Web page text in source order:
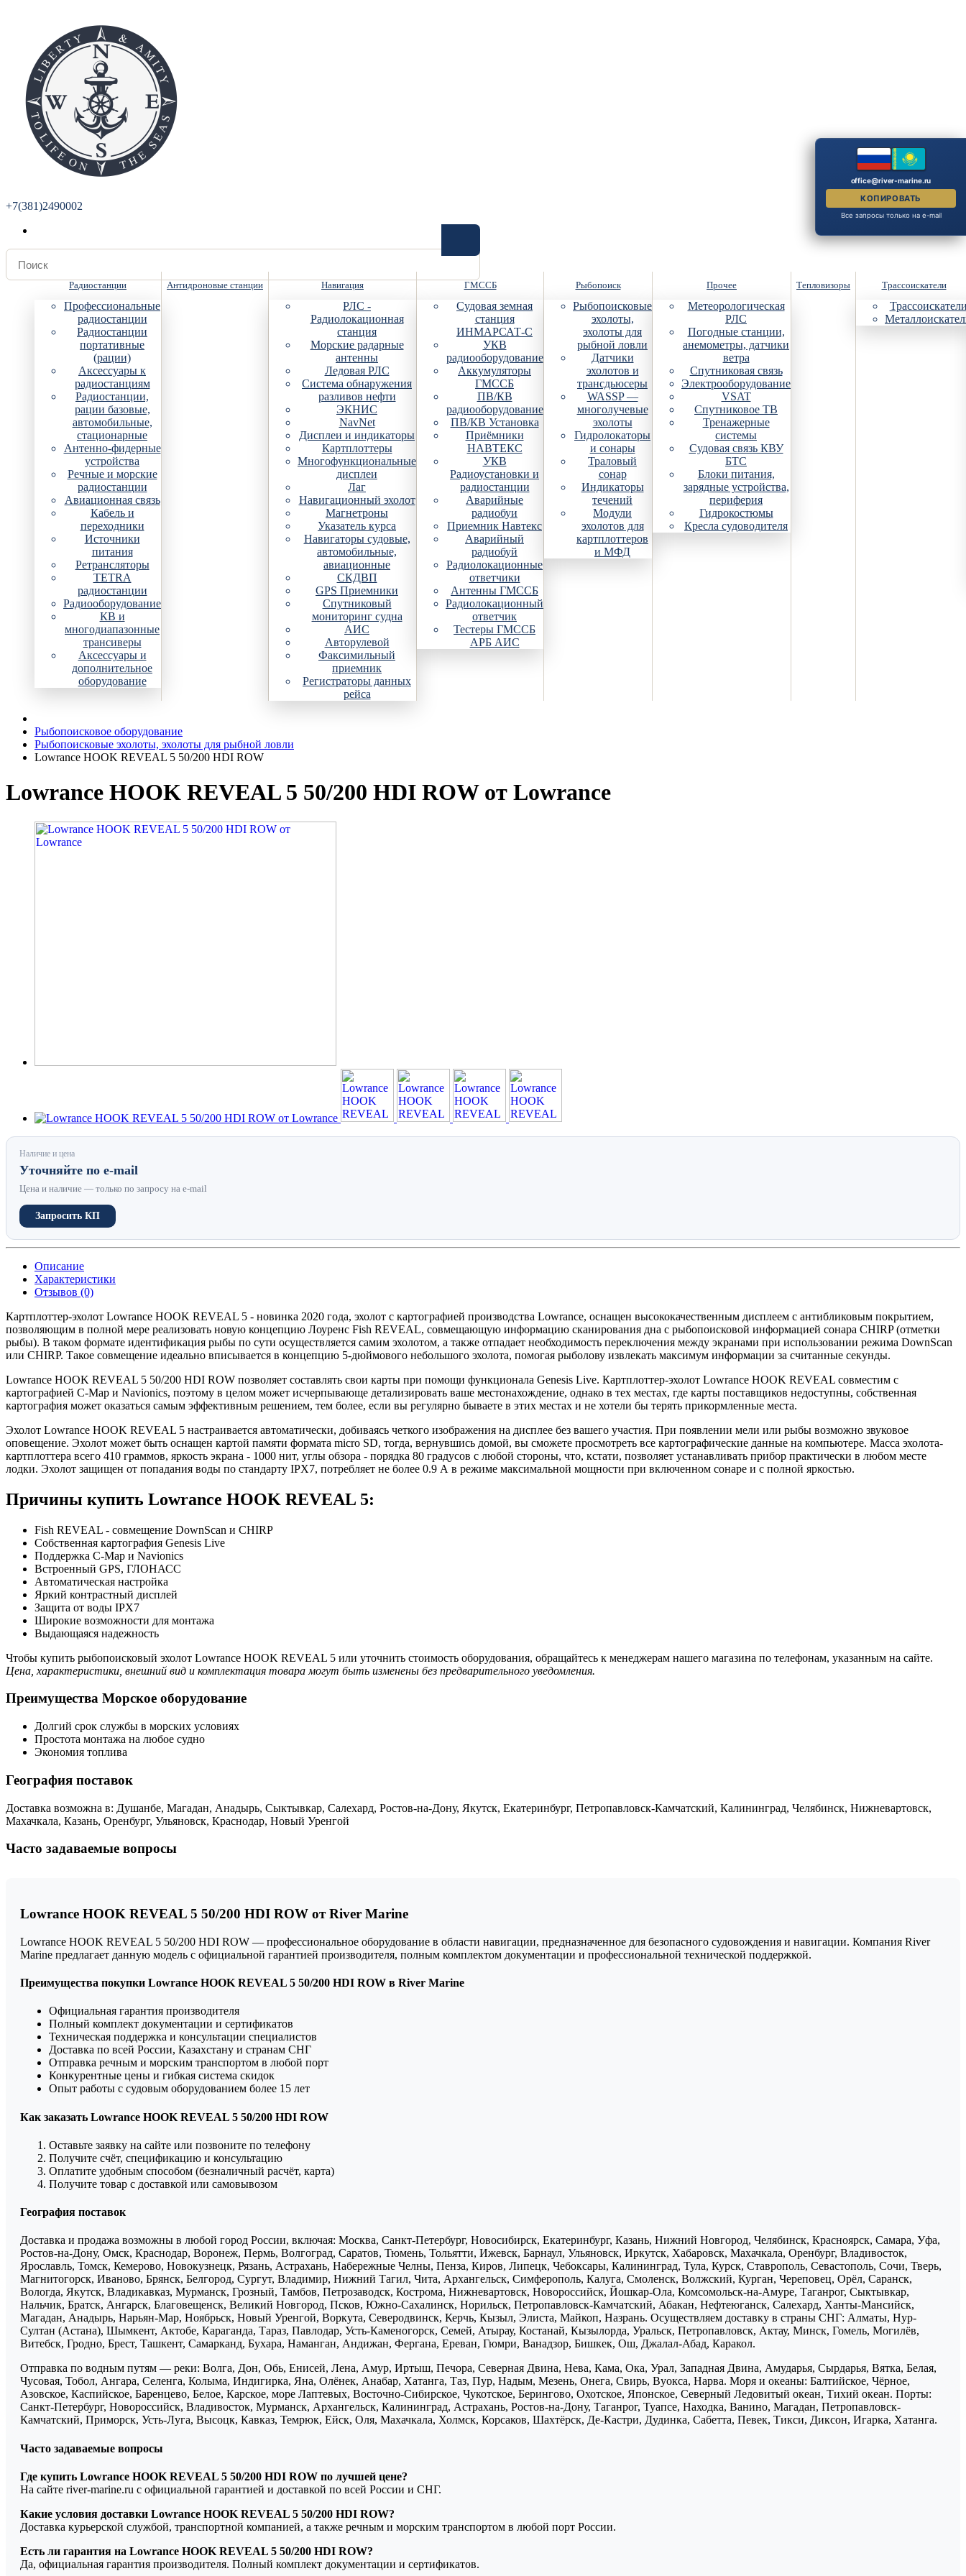
+7(381)2490002
Радиостанции
Профессиональные
радиостанции
Радиостанции
портативные
(рации)
Аксессуары к
радиостанциям
Радиостанции,
рации базовые,
автомобильные,
стационарные
Антенно-фидерные
устройства
Речные и морские
радиостанции
Авиационная связь
Кабель и
переходники
Источники
питания
Ретрансляторы
TETRA
радиостанции
Радиооборудование
КВ и
многодиапазонные
трансиверы
Аксессуары и
дополнительное
оборудование
Антидроновые станции Навигация
РЛС -
Радиолокационная
станция
Морские радарные
антенны
Ледовая РЛС
Система обнаружения
разливов нефти
ЭКНИС
NavNet
Дисплеи и индикаторы
Картплоттеры
Многофункциональные
дисплеи
Лаг
Навигационный эхолот
Магнетроны
Указатель курса
Навигаторы судовые,
автомобильные,
авиационные
СКДВП
GPS Приемники
Спутниковый
мониторинг судна
АИС
Авторулевой
Факсимильный
приемник
Регистраторы данных
рейса
ГМССБ
Судовая земная
станция
ИНМАРСАТ-С
УКВ
радиооборудование
Аккумуляторы
ГМССБ
ПВ/КВ
радиооборудование
ПВ/КВ Установка
Приёмники
НАВТЕКС
УКВ
Радиоустановки и
радиостанции
Аварийные
радиобуи
Приемник Навтекс
Аварийный
радиобуй
Радиолокационные
ответчики
Антенны ГМССБ
Радиолокационный
ответчик
Тестеры ГМССБ
АРБ АИС
Рыбопоиск
Рыбопоисковые
эхолоты,
эхолоты для
рыбной ловли
Датчики
эхолотов и
трансдьюсеры
WASSP —
многолучевые
эхолоты
Гидролокаторы
и сонары
Траловый
сонар
Индикаторы
течений
Модули
эхолотов для
картплоттеров
и МФД
Прочее
Метеорологическая
РЛС
Погодные станции,
анемометры, датчики
ветра
Спутниковая связь
Электрооборудование
VSAT
Спутниковое ТВ
Тренажерные
системы
Судовая связь КВУ
БТС
Блоки питания,
зарядные устройства,
периферия
Гидрокостюмы
Кресла судоводителя
Тепловизоры Трассоискатели
Рыбопоисковое оборудование
Рыбопоисковые эхолоты, эхолоты для рыбной ловли
Lowrance HOOK REVEAL 5 50/200 HDI ROW
Lowrance HOOK REVEAL 5 50/200 HDI ROW от Lowrance
Наличие и цена
Уточняйте по e-mail
Цена и наличие — только по запросу на e-mail
Запросить КП
Описание
Характеристики
Отзывов (0)
Картплоттер-эхолот Lowrance HOOK REVEAL 5 - новинка 2020 года, эхолот с картографией производства Lowrance, оснащен высококачественным дисплеем с антибликовым покрытием,
позволяющим в полной мере реализовать новую концепцию Лоуренс Fish REVEAL, совмещающую информацию сканирования дна с рыбопоисковой информацией сонара CHIRP (отметки
рыбы). В таком формате идентификация рыбы по сути осуществляется самим эхолотом, а также отпадает необходимость переключения между экранами при использовании режима DownScan
или CHIRP. Такое совмещение идеально вписывается в концепцию 5-дюймового небольшого эхолота, помогая рыболову извлекать максимум информации за считанные секунды.
Lowrance HOOK REVEAL 5 50/200 HDI ROW позволяет составлять свои карты при помощи функционала Genesis Live. Картплоттер-эхолот Lowrance HOOK REVEAL совместим с
картографией C-Map и Navionics, поэтому в целом может исчерпывающе детализировать ваше местонахождение, однако в тех местах, где карты поставщиков недоступны, собственная
картография может оказаться самым эффективным решением, тем более, если вы регулярно бываете в этих местах и не хотели бы терять прикормленные места.
Эхолот Lowrance HOOK REVEAL 5 настраивается автоматически, добиваясь четкого изображения на дисплее без вашего участия. При появлении мели или рыбы возможно звуковое
оповещение. Эхолот может быть оснащен картой памяти формата micro SD, тогда, вернувшись домой, вы сможете просмотреть все картографические данные на компьютере. Масса эхолота-
картплоттера всего 410 граммов, яркость экрана - 1000 нит, углы обзора - порядка 80 градусов с любой стороны, что, кстати, позволяет устанавливать прибор практически в любом месте
лодки. Эхолот защищен от попадания воды по стандарту IPX7, потребляет не более 0.9 А в режиме максимальной мощности при включенном сонаре и с полной яркостью.
Причины купить Lowrance HOOK REVEAL 5:
Fish REVEAL - совмещение DownScan и CHIRP
Собственная картография Genesis Live
Поддержка C-Map и Navionics
Встроенный GPS, ГЛОНАСС
Автоматическая настройка
Яркий контрастный дисплей
Защита от воды IPX7
Широкие возможности для монтажа
Выдающаяся надежность
Чтобы купить рыбопоисковый эхолот Lowrance HOOK REVEAL 5 или уточнить стоимость оборудования, обращайтесь к менеджерам нашего магазина по телефонам, указанным на сайте.
Цена, характеристики, внешний вид и комплектация товара могут быть изменены без предварительного уведомления.
Преимущества Морское оборудование
Долгий срок службы в морских условиях
Простота монтажа на любое судно
Экономия топлива
География поставок
Доставка возможна в: Душанбе, Магадан, Анадырь, Сыктывкар, Салехард, Ростов-на-Дону, Якутск, Екатеринбург, Петропавловск-Камчатский, Калининград, Челябинск, Нижневартовск,
Махачкала, Казань, Оренбург, Ульяновск, Краснодар, Новый Уренгой
Часто задаваемые вопросы
Lowrance HOOK REVEAL 5 50/200 HDI ROW от River Marine
Lowrance HOOK REVEAL 5 50/200 HDI ROW — профессиональное оборудование в области навигации, предназначенное для безопасного судовождения и навигации. Компания River
Marine предлагает данную модель с официальной гарантией производителя, полным комплектом документации и профессиональной технической поддержкой.
Преимущества покупки Lowrance HOOK REVEAL 5 50/200 HDI ROW в River Marine
Официальная гарантия производителя
Полный комплект документации и сертификатов
Техническая поддержка и консультации специалистов
Доставка по всей России, Казахстану и странам СНГ
Отправка речным и морским транспортом в любой порт
Конкурентные цены и гибкая система скидок
Опыт работы с судовым оборудованием более 15 лет
Как заказать Lowrance HOOK REVEAL 5 50/200 HDI ROW
Оставьте заявку на сайте или позвоните по телефону
Получите счёт, спецификацию и консультацию
Оплатите удобным способом (безналичный расчёт, карта)
Получите товар с доставкой или самовывозом
География поставок
Доставка и продажа возможны в любой город России, включая: Москва, Санкт-Петербург, Новосибирск, Екатеринбург, Казань, Нижний Новгород, Челябинск, Красноярск, Самара, Уфа,
Ростов-на-Дону, Омск, Краснодар, Воронеж, Пермь, Волгоград, Саратов, Тюмень, Тольятти, Ижевск, Барнаул, Ульяновск, Иркутск, Хабаровск, Махачкала, Оренбург, Владивосток,
Ярославль, Томск, Кемерово, Новокузнецк, Рязань, Астрахань, Набережные Челны, Пенза, Киров, Липецк, Чебоксары, Калининград, Тула, Курск, Ставрополь, Севастополь, Сочи, Тверь,
Магнитогорск, Иваново, Брянск, Белгород, Сургут, Владимир, Нижний Тагил, Чита, Архангельск, Симферополь, Калуга, Смоленск, Волжский, Курган, Череповец, Орёл, Саранск,
Вологда, Якутск, Владикавказ, Мурманск, Грозный, Тамбов, Петрозаводск, Кострома, Нижневартовск, Новороссийск, Йошкар-Ола, Комсомольск-на-Амуре, Таганрог, Сыктывкар,
Нальчик, Братск, Ангарск, Благовещенск, Великий Новгород, Псков, Южно-Сахалинск, Норильск, Петропавловск-Камчатский, Абакан, Нефтеюганск, Салехард, Ханты-Мансийск,
Магадан, Анадырь, Нарьян-Мар, Ноябрьск, Новый Уренгой, Воркута, Северодвинск, Керчь, Кызыл, Элиста, Майкоп, Назрань. Осуществляем доставку в страны СНГ: Алматы, Нур-
Султан (Астана), Шымкент, Актобе, Караганда, Тараз, Павлодар, Усть-Каменогорск, Семей, Атырау, Костанай, Кызылорда, Уральск, Петропавловск, Актау, Минск, Гомель, Могилёв,
Витебск, Гродно, Брест, Ташкент, Самарканд, Бухара, Наманган, Андижан, Фергана, Ереван, Гюмри, Ванадзор, Бишкек, Ош, Джалал-Абад, Каракол.
Отправка по водным путям — реки: Волга, Дон, Обь, Енисей, Лена, Амур, Иртыш, Печора, Северная Двина, Нева, Кама, Ока, Урал, Западная Двина, Амударья, Сырдарья, Вятка, Белая,
Чусовая, Тобол, Ангара, Селенга, Колыма, Индигирка, Яна, Олёнек, Анабар, Хатанга, Таз, Пур, Надым, Мезень, Онега, Свирь, Вуокса, Нарва. Моря и океаны: Балтийское, Чёрное,
Азовское, Каспийское, Баренцево, Белое, Карское, море Лаптевых, Восточно-Сибирское, Чукотское, Берингово, Охотское, Японское, Северный Ледовитый океан, Тихий океан. Порты:
Санкт-Петербург, Новороссийск, Владивосток, Мурманск, Архангельск, Калининград, Астрахань, Ростов-на-Дону, Таганрог, Туапсе, Находка, Ванино, Магадан, Петропавловск-
Камчатский, Приморск, Усть-Луга, Высоцк, Кавказ, Темрюк, Ейск, Оля, Махачкала, Холмск, Корсаков, Шахтёрск, Де-Кастри, Дудинка, Сабетта, Певек, Тикси, Диксон, Игарка, Хатанга.
Часто задаваемые вопросы
Где купить Lowrance HOOK REVEAL 5 50/200 HDI ROW по лучшей цене?
На сайте river-marine.ru с официальной гарантией и доставкой по всей России и СНГ.
Какие условия доставки Lowrance HOOK REVEAL 5 50/200 HDI ROW?
Доставка курьерской службой, транспортной компанией, а также речным и морским транспортом в любой порт России.
Есть ли гарантия на Lowrance HOOK REVEAL 5 50/200 HDI ROW?
Да, официальная гарантия производителя. Полный комплект документации и сертификатов.
office@river-marine.ru
КОПИРОВАТЬ
Все запросы только на e-mail